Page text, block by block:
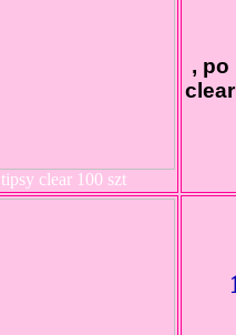
tipsy clear 100 szt
, po